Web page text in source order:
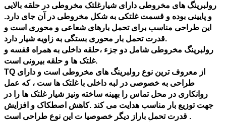
رولبرینگ های مخروطی دارای شیارغلتک مخروطی در حلقه بالایی
و پایینی بوده و قسمت غلتکی به شکل مخروطی در آن جای دارد.
این طراحی مناسب برای تحمل بارهای شعاعی و محوری است و
قدرت تحمل بار محوری بستگی به زاویه شیار دارد.
رولبرینگ مخروطی شامل دو جز ء ،حلقه داخلی به همراه قفسه و
غلتک ها و حلقه بیرونی است.
TQ
از معروف ترین نوع رولبرینگ های مخروطی است و دارای
طراحی به خصوصی در لبه داخلی با غلتک ها ست ، که عمل
روانکاری در محل تماس را بهینه ساخته ونیز شیار غلتک ها را در
جهت توزیع بار مناسب هدایت می کند .کاهش اصطکاک و افزایش
قدرت تحمل باراز دیگر خصوصیا ت این نوع طراحی است .